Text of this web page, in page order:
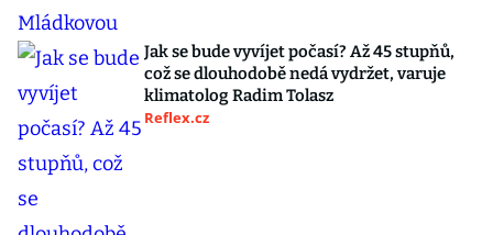
Jak se bude vyvíjet počasí? Až 45 stupňů,
což se dlouhodobě nedá vydržet, varuje
klimatolog Radim Tolasz
Reflex.cz